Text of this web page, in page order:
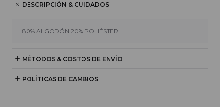
DESCRIPCIÓN & CUIDADOS
80% ALGODÓN 20% POLIÉSTER
MÉTODOS & COSTOS DE ENVÍO
POLÍTICAS DE CAMBIOS